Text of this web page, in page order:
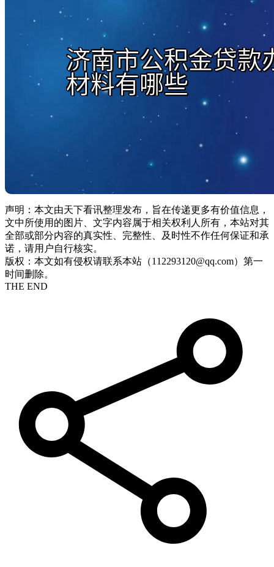
声明：本文由天下看讯整理发布，旨在传递更多有价值信息，
文中所使用的图片、文字内容属于相关权利人所有，本站对其
全部或部分内容的真实性、完整性、及时性不作任何保证和承
诺，请用户自行核实。
版权：本文如有侵权请联系本站（112293120@qq.com）第一
时间删除。
THE END